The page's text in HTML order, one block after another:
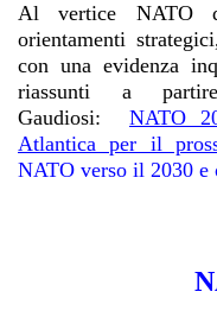
Al vertice NATO
orientamenti
con una evidenza
riassunti a
Gaudiosi: NATO
Atlantica per il
NATO verso il 2030 e